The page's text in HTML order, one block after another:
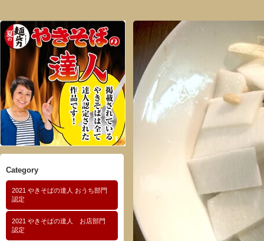
Category
2021 やきそばの達人 おうち部門
認定
2021 やきそばの達人 お店部門
認定